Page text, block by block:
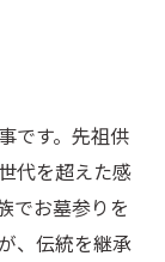
です。先祖供
代を超えた感
でお墓参りを
、伝統を継承